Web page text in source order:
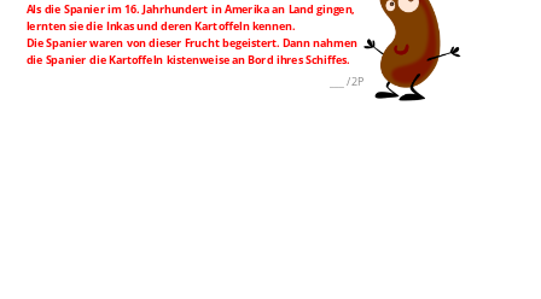
Als die Spanier im 16. Jahrhundert in Amerika an Land gingen,
lernten sie die Inkas und deren Kartoffeln kennen.
Die Spanier waren von dieser Frucht begeistert. Dann nahmen
die Spanier die Kartoffeln kistenweise an Bord ihres Schiffes.
/2P